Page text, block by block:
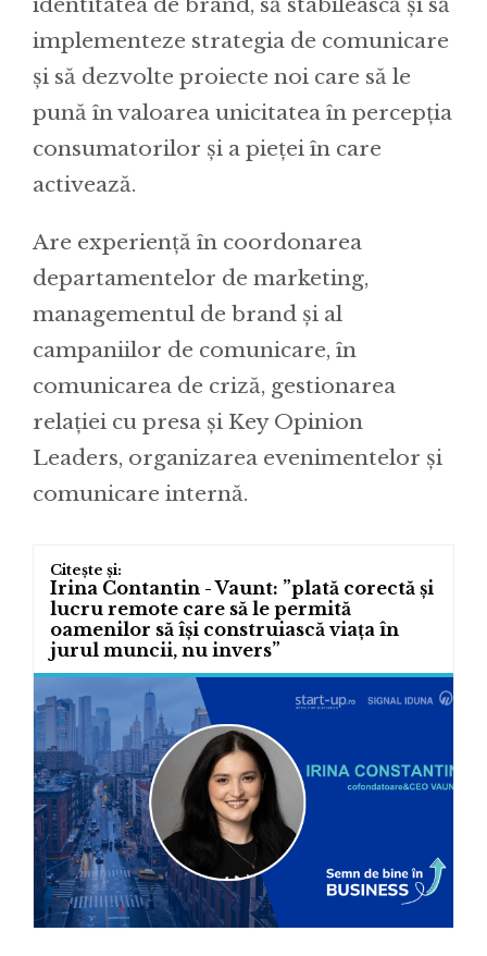
implementeze strategia de comunicare
și să dezvolte proiecte noi care să le
pună în valoarea unicitatea în percepția
consumatorilor și a pieței în care
activează.
Are experiență în coordonarea
departamentelor de marketing,
managementul de brand și al
campaniilor de comunicare, în
comunicarea de criză, gestionarea
relației cu presa și Key Opinion
Leaders, organizarea evenimentelor și
comunicare internă.
Irina Contantin - Vaunt: ”plată corectă și
lucru remote care să le permită
oamenilor să își construiască viața în
jurul muncii, nu invers”